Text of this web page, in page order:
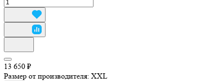
13 650 ₽
Размер от производителя: XXL